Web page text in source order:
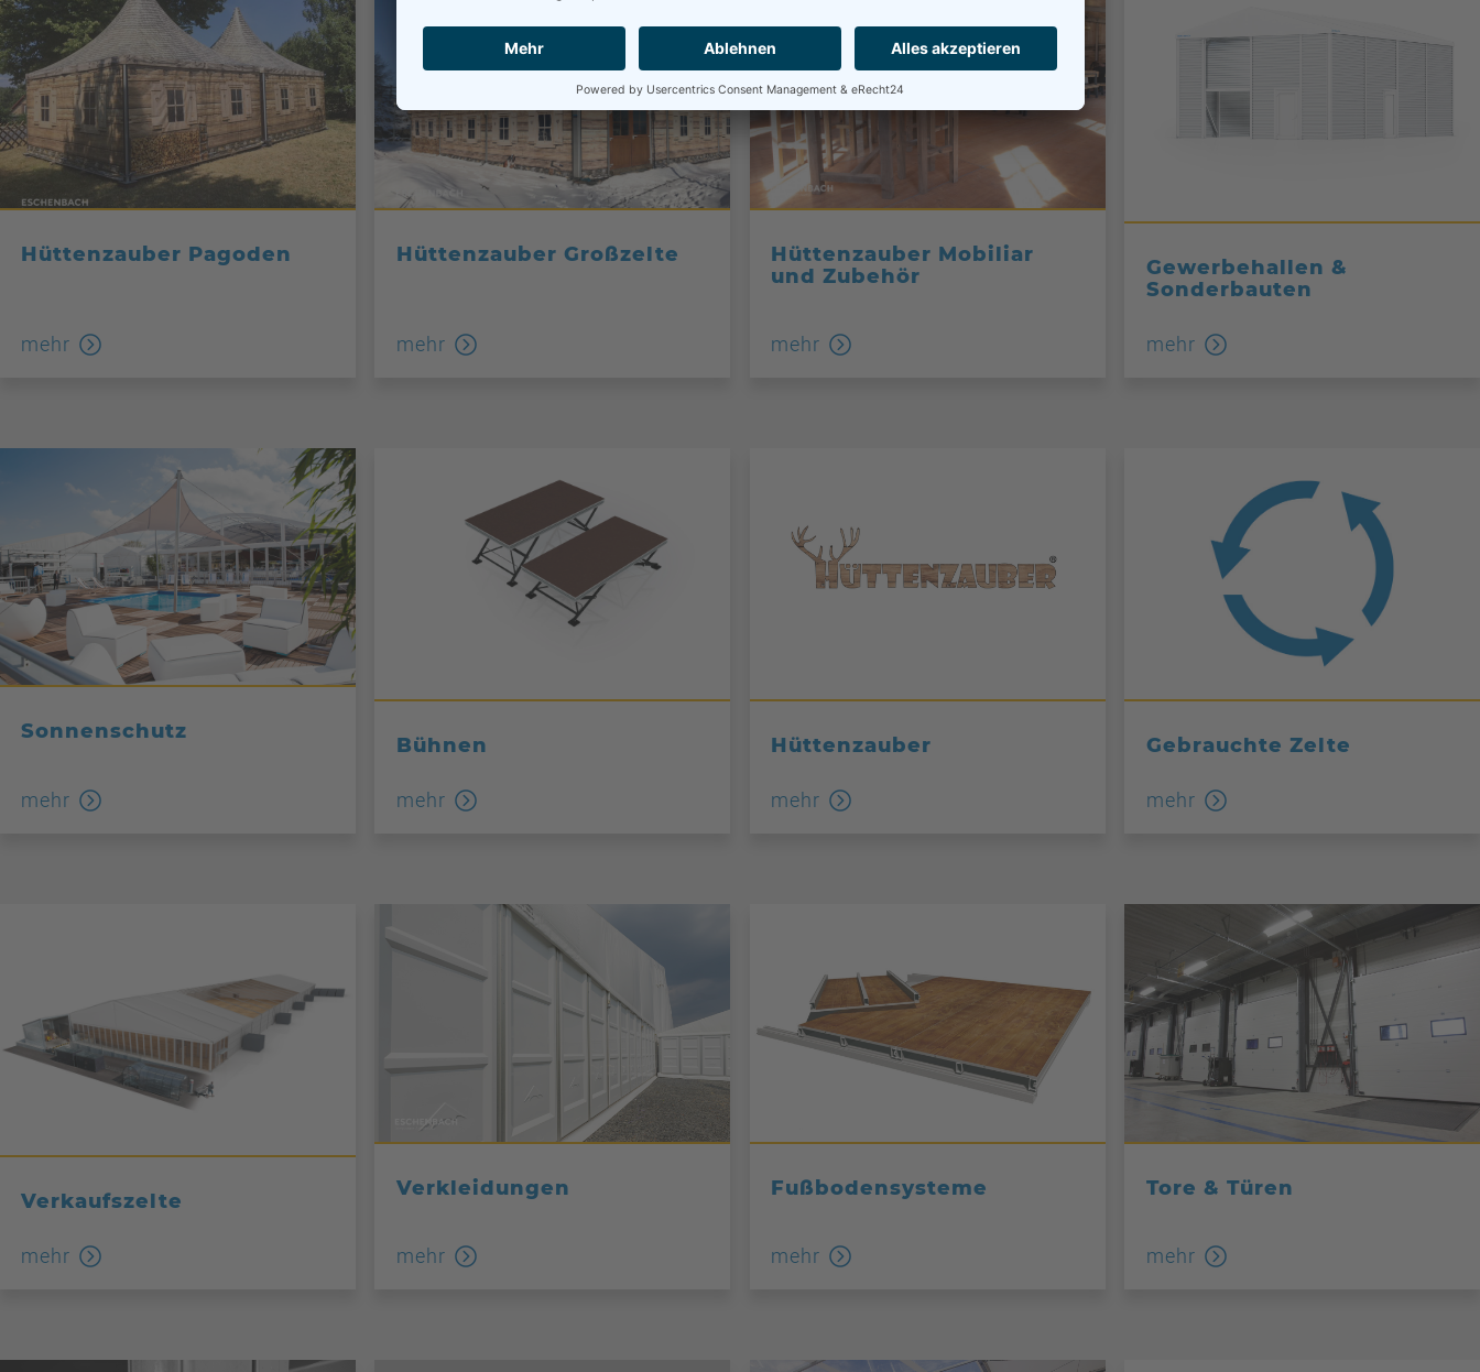
Hüttenzauber Pagoden
mehr
Hüttenzauber Großzelte
mehr
Hüttenzauber Mobiliar
und Zubehör
mehr
Gewerbehallen &
Sonderbauten
mehr
Sonnenschutz
mehr
Bühnen
mehr
Hüttenzauber
mehr
Gebrauchte Zelte
mehr
Verkaufszelte
mehr
Verkleidungen
mehr
Fußbodensysteme
mehr
Tore & Türen
mehr